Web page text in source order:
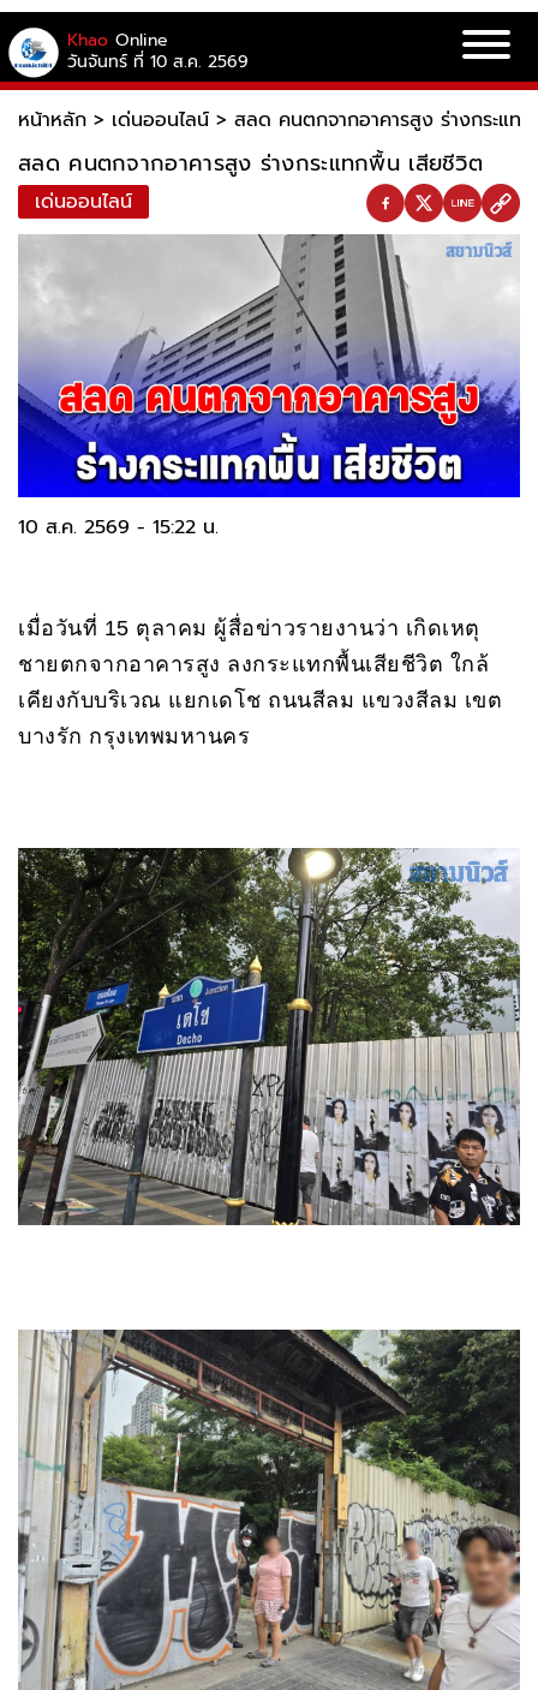
Khao Online
วันจันทร์ ที่ 10 ส.ค. 2569
หน้าหลัก > เด่นออนไลน์ > สลด คนตกจากอาคารสูง ร่างกระแท
สลด คนตกจากอาคารสูง ร่างกระแทกพื้น เสียชีวิต
เด่นออนไลน์
10 ส.ค. 2569 - 15:22 น.
เมื่อวันที่ 15 ตุลาคม ผู้สื่อข่าวรายงานว่า เกิดเหตุ
ชายตกจากอาคารสูง ลงกระแทกพื้นเสียชีวิต ใกล้
เคียงกับบริเวณ แยกเดโช ถนนสีลม แขวงสีลม เขต
บางรัก กรุงเทพมหานคร